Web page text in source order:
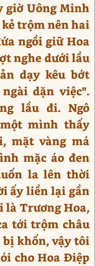
giờ Uông Minh
kẻ trộm nên hai
ngồi giữ Hoa
nghe dưới lầu
dạy kêu bớt
dặn việc".
lầu đi. Ngô
mình thấy
mặt vàng má
mặc áo đen
la lên thời
ấy liền lại gần
là Trương Hoa,
tới trộm châu
bị khốn, vậy tôi
cho Hoa Điệp